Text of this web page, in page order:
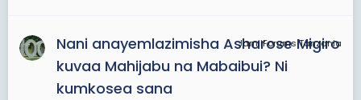
JamiiForums Tanzania
Nani anayemlazimisha Asharose Migiro
kuvaa Mahijabu na Mabaibui? Ni
kumkosea sana